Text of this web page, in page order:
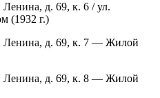
Ленина, д. 69, к. 6 / ул.
(1932 г.)
Ленина, д. 69, к. 7 — Жилой
Ленина, д. 69, к. 8 — Жилой